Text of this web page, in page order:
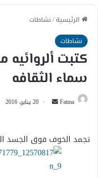
الرئيسية/نشاطات
نشاطات
كتبت
سماء الثقافه
Fatma
أرسل 20 يناير، 2016
تجمد الخوف فوق الجسد